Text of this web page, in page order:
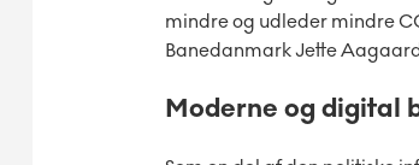
mindre og udleder mindre
Banedanmark Jette
Moderne og digital